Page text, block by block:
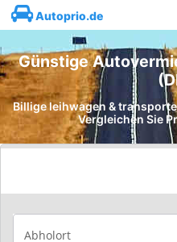
Autoprio.de
Günstige
Billige leihwagen &
Vergleichen Sie
Abholort